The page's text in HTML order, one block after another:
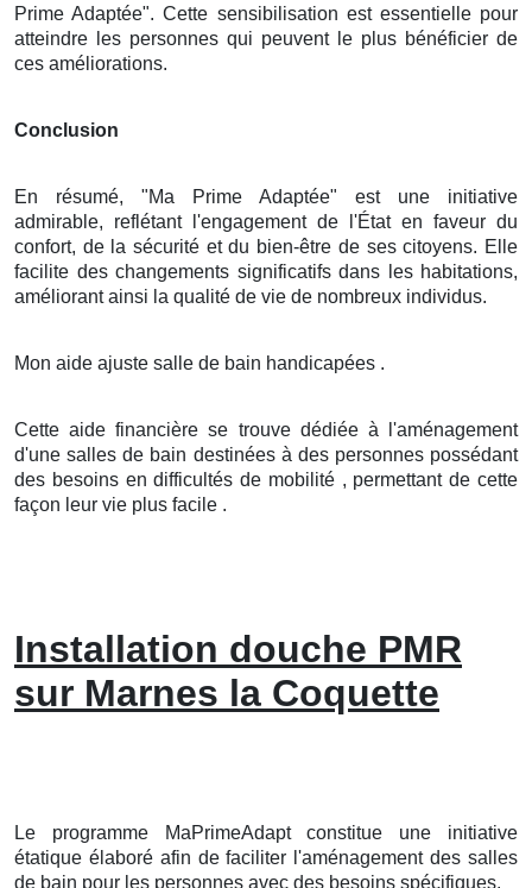
Prime Adaptée". Cette sensibilisation est essentielle pour
atteindre les personnes qui peuvent le plus bénéficier de
ces améliorations.
Conclusion
En résumé, "Ma Prime Adaptée" est une initiative
admirable, reflétant l'engagement de l'État en faveur du
confort, de la sécurité et du bien-être de ses citoyens. Elle
facilite des changements significatifs dans les habitations,
améliorant ainsi la qualité de vie de nombreux individus.
Mon aide ajuste salle de bain handicapées .
Cette aide financière se trouve dédiée à l'aménagement
d'une salles de bain destinées à des personnes possédant
des besoins en difficultés de mobilité , permettant de cette
façon leur vie plus facile .
Installation douche PMR
sur Marnes la Coquette
Le programme MaPrimeAdapt constitue une initiative
étatique élaboré afin de faciliter l'aménagement des salles
de bain pour les personnes avec des besoins spécifiques.